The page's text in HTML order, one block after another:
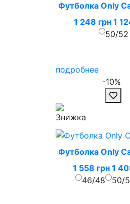
Футболка Only
1 248 грн 1
50/52
подробнее
-10%
Футболка Only
1 558 грн 1
46/48
50/